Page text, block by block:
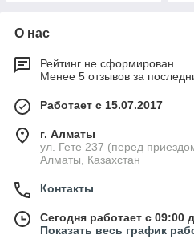
О нас
Рейтинг не сформирован
Менее 5 отзывов за
Работает с 15.07.2017
г. Алматы
ул. Гете 237 (перед
Алматы, Казахстан
Контакты
Сегодня работает с 09:00
Показать весь график